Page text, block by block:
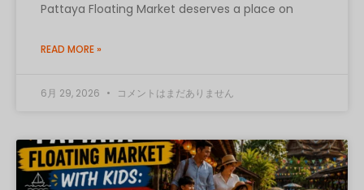
Pattaya Floating Market deserves a place on
READ MORE »
6月 29, 2026 コメントはまだありません